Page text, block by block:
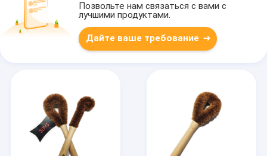
Позвольте нам связаться с вами с
лучшими продуктами.
Дайте ваше требование